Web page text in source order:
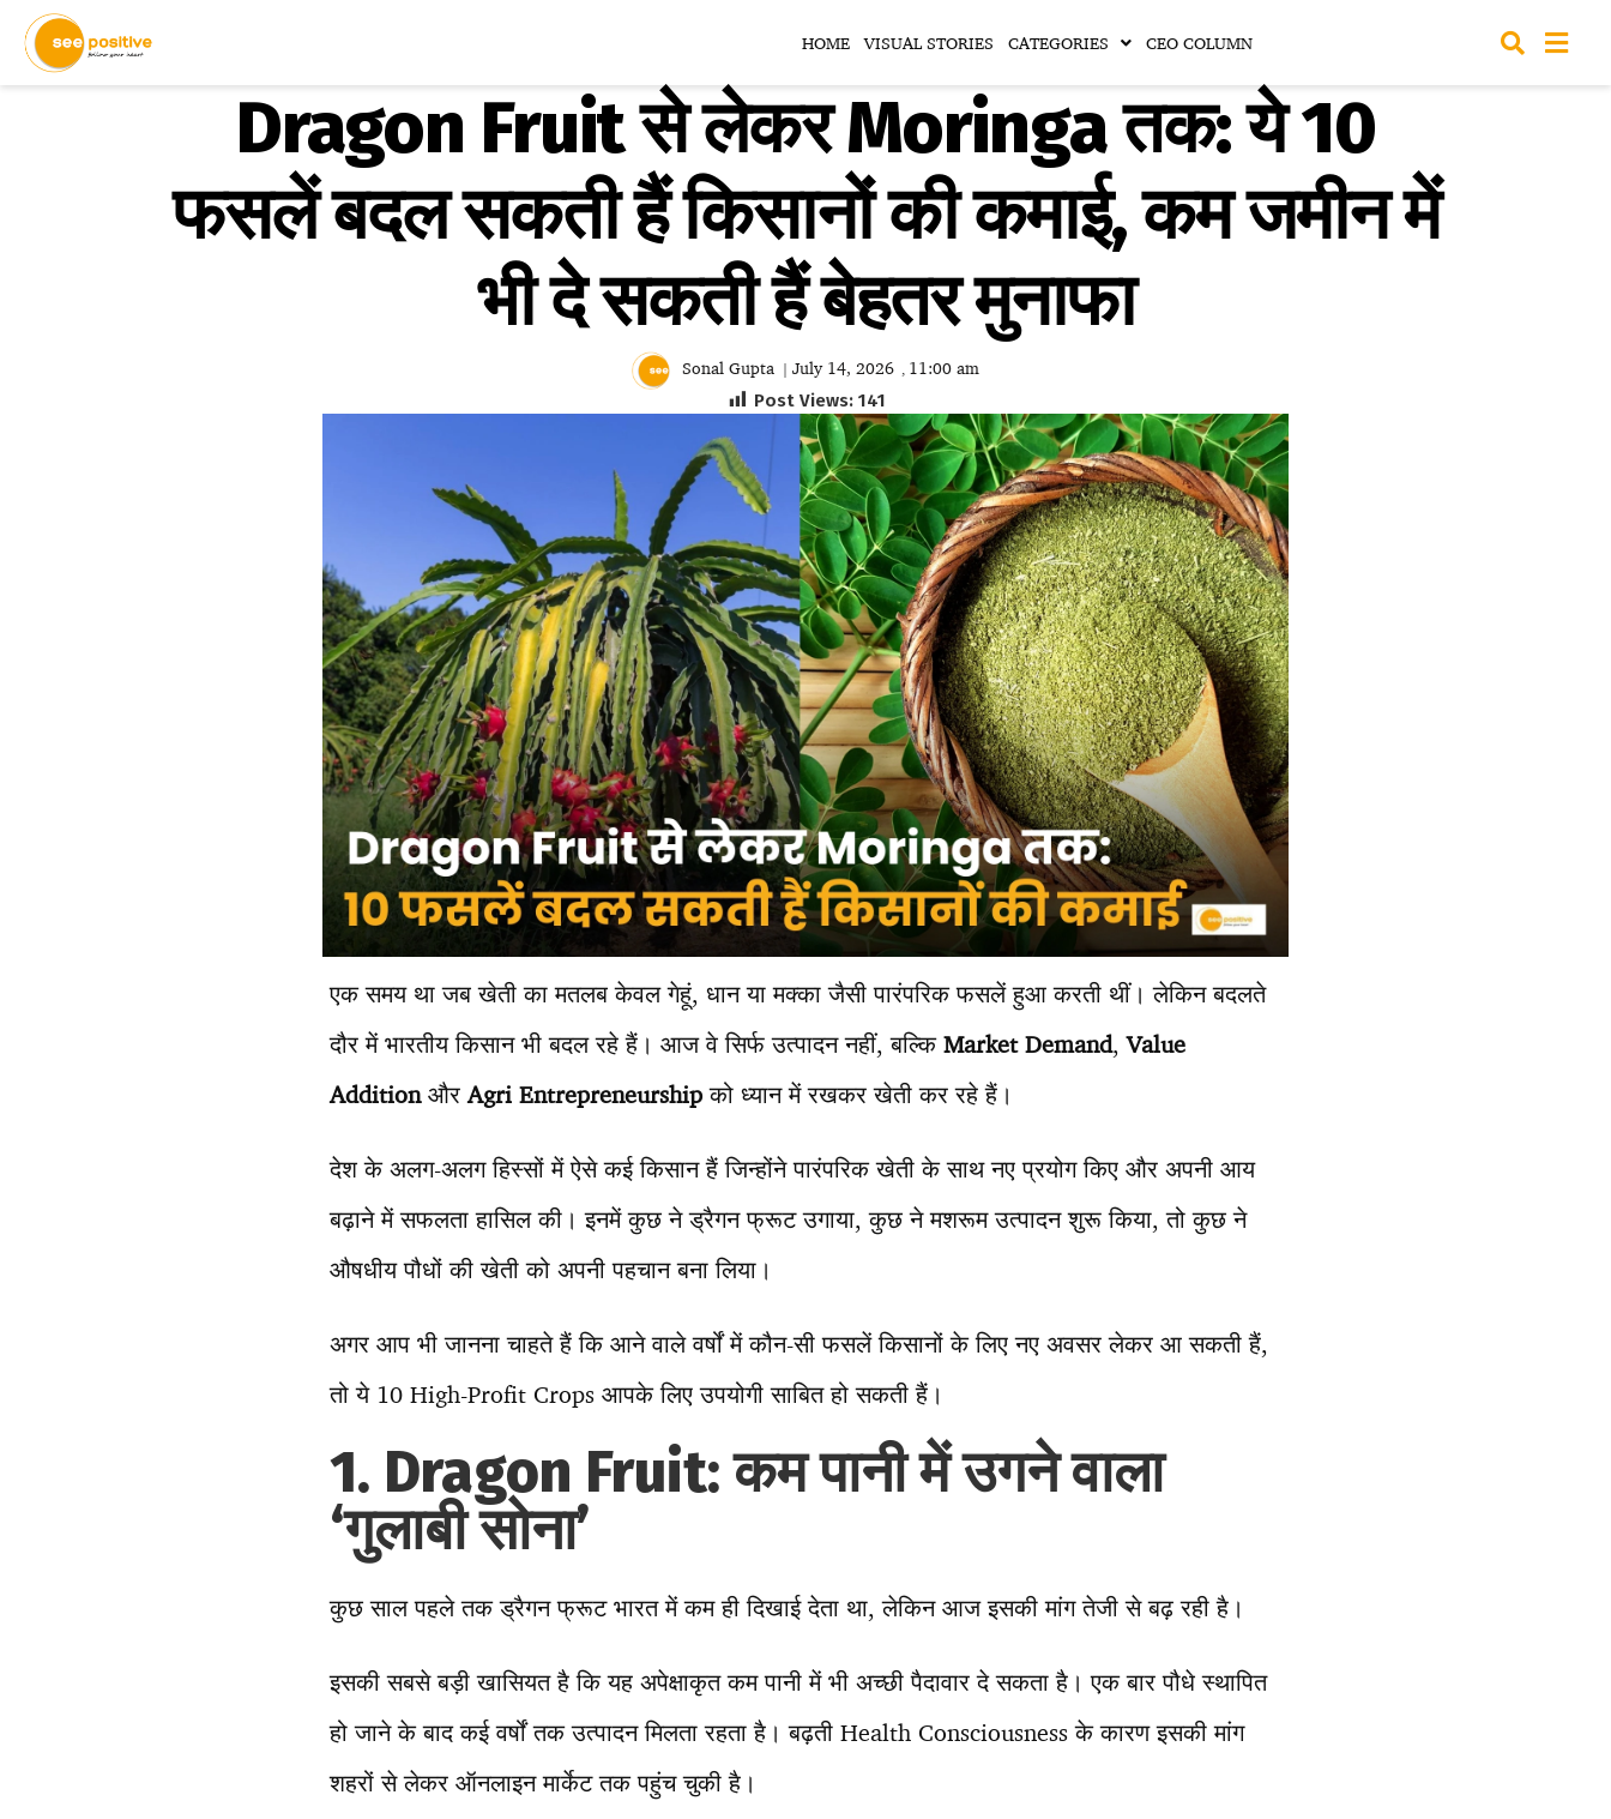
HOME VISUAL STORIES CATEGORIES CEO COLUMN
Dragon Fruit से लेकर Moringa तक: ये 10
फसलें बदल सकती हैं किसानों की कमाई, कम जमीन में
भी दे सकती हैं बेहतर मुनाफा
Sonal Gupta | July 14, 2026 , 11:00 am
Post Views: 141
एक समय था जब खेती का मतलब केवल गेहूं, धान या मक्का जैसी पारंपरिक फसलें हुआ करती थीं। लेकिन बदलते
दौर में भारतीय किसान भी बदल रहे हैं। आज वे सिर्फ उत्पादन नहीं, बल्कि Market Demand,Value
AdditionऔरAgri Entrepreneurshipको ध्यान में रखकर खेती कर रहे हैं।
देश के अलग-अलग हिस्सों में ऐसे कई किसान हैं जिन्होंने पारंपरिक खेती के साथ नए प्रयोग किए और अपनी आय
बढ़ाने में सफलता हासिल की। इनमें कुछ ने ड्रैगन फ्रूट उगाया, कुछ ने मशरूम उत्पादन शुरू किया, तो कुछ ने
औषधीय पौधों की खेती को अपनी पहचान बना लिया।
अगर आप भी जानना चाहते हैं कि आने वाले वर्षों में कौन-सी फसलें किसानों के लिए नए अवसर लेकर आ सकती हैं,
तो ये 10 High-Profit Crops आपके लिए उपयोगी साबित हो सकती हैं।
1. Dragon Fruit: कम पानी में उगने वाला
‘गुलाबी सोना’
कुछ साल पहले तक ड्रैगन फ्रूट भारत में कम ही दिखाई देता था, लेकिन आज इसकी मांग तेजी से बढ़ रही है।
इसकी सबसे बड़ी खासियत है कि यह अपेक्षाकृत कम पानी में भी अच्छी पैदावार दे सकता है। एक बार पौधे स्थापित
हो जाने के बाद कई वर्षों तक उत्पादन मिलता रहता है। बढ़ती Health Consciousness के कारण इसकी मांग
शहरों से लेकर ऑनलाइन मार्केट तक पहुंच चुकी है।